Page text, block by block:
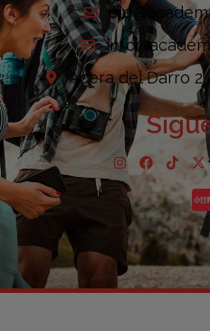
Acera del Darro